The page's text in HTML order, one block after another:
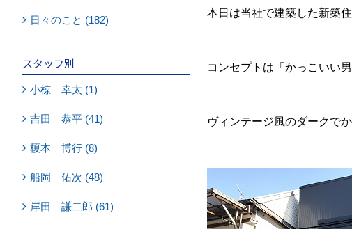
本日は当社で建築した新築住
コンセプトは「かっこいい男
ヴィンテージ風のダークで
日々のこと (182)
スタッフ別
小椋 幸太 (1)
吉田 恭平 (41)
榎本 博行 (8)
船岡 佑次 (48)
岸田 謙二郎 (61)